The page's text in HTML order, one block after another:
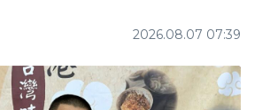
2026.08.07 07:39